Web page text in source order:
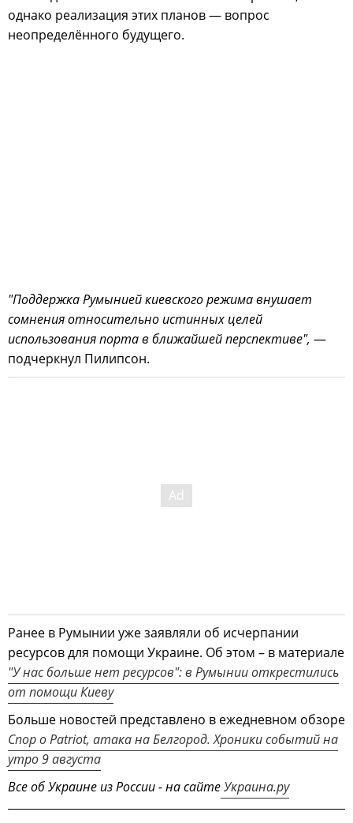
однако реализация этих планов — вопрос
неопределённого будущего.
"Поддержка Румынией киевского режима внушает
сомнения относительно истинных целей
использования порта в ближайшей перспективе", —
подчеркнул Пилипсон.
Ранее в Румынии уже заявляли об исчерпании
ресурсов для помощи Украине. Об этом – в материале
"У нас больше нет ресурсов": в Румынии открестились
от помощи Киеву
Больше новостей представлено в ежедневном обзоре
Спор о Patriot, атака на Белгород. Хроники событий на
утро 9 августа
Все об Украине из России - на сайтеУкраина.ру